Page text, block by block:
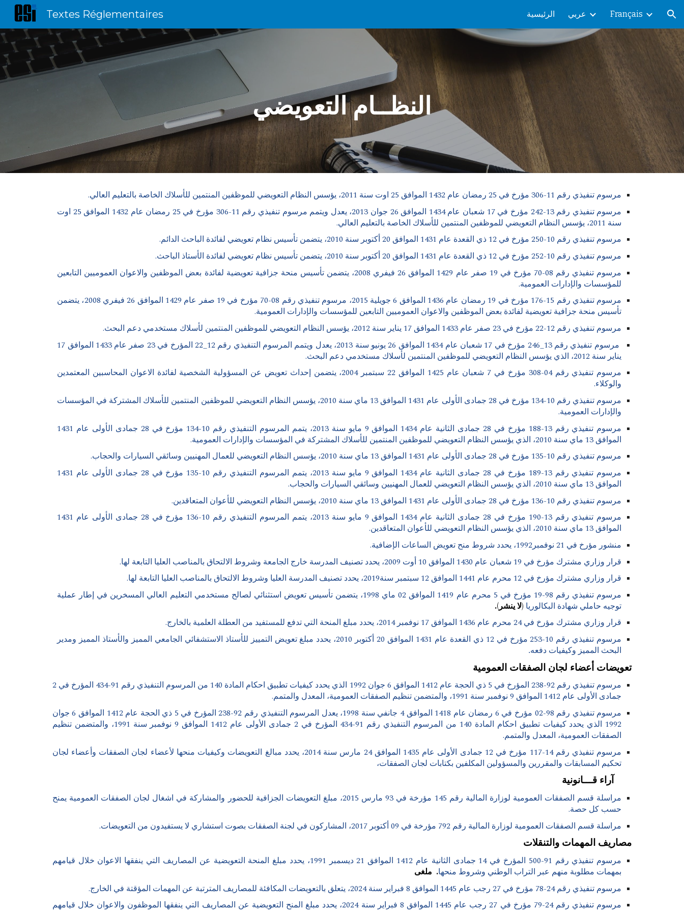
Textes Réglementaires الرئيسية عربي Français
النظــام التعويضي
مرسوم تنفيذي رقم 11-306 مؤرخ في 25 رمضان عام 1432 الموافق 25 اوت سنة 2011، يؤسس النظام التعويضي للموظفين المنتمين للأسلاك الخاصة بالتعليم العالي.
مرسوم تنفيذي رقم 13-242 مؤرخ في 17 شعبان عام 1434 الموافق 26 جوان 2013، يعدل ويتمم مرسوم تنفيذي رقم 11-306 مؤرخ في 25 رمضان عام 1432 الموافق 25 اوت
سنة 2011، يؤسس النظام التعويضي للموظفين المنتمين للأسلاك الخاصة بالتعليم العالي.
مرسوم تنفيذي رقم 10-250 مؤرخ في 12 ذي القعدة عام 1431 الموافق 20 أكتوبر سنة 2010، يتضمن تأسيس نظام تعويضي لفائدة الباحث الدائم.
مرسوم تنفيذي رقم 10-252 مؤرخ في 12 ذي القعدة عام 1431 الموافق 20 أكتوبر سنة 2010، يتضمن تأسيس نظام تعويضي لفائدة الأستاذ الباحث.
مرسوم تنفيذي رقم 08-70 مؤرخ في 19 صفر عام 1429 الموافق 26 فيفري 2008، يتضمن تأسيس منحة جزافية تعويضية لفائدة بعض الموظفين والاعوان العموميين التابعين
للمؤسسات والإدارات العمومية.
مرسوم تنفيذي رقم 15-176 مؤرخ في 19 رمضان عام 1436 الموافق 6 جويلية 2015، مرسوم تنفيذي رقم 08-70 مؤرخ في 19 صفر عام 1429 الموافق 26 فيفري 2008، يتضمن
تأسيس منحة جزافية تعويضية لفائدة بعض الموظفين والاعوان العموميين التابعين للمؤسسات والإدارات العمومية.
مرسوم تنفيذي رقم 12-22 مؤرخ في 23 صفر عام 1433 الموافق 17 يناير سنة 2012، يؤسس النظام التعويضي للموظفين المنتمين لأسلاك مستخدمي دعم البحث.
مرسوم تنفيذي رقم 13_246 مؤرخ في 17 شعبان عام 1434 الموافق 26 يونيو سنة 2013، يعدل ويتمم المرسوم التنفيذي رقم 12_22 المؤرخ في 23 صفر عام 1433 الموافق 17
يناير سنة 2012، الذي يؤسس النظام التعويضي للموظفين المنتمين لأسلاك مستخدمي دعم البحث.
مرسوم تنفيذي رقم 04-308 مؤرخ في 7 شعبان عام 1425 الموافق 22 سبتمبر 2004، يتضمن إحداث تعويض عن المسؤولية الشخصية لفائدة الاعوان المحاسبين المعتمدين
والوكلاء.
مرسوم تنفيذي رقم 10-134 مؤرخ في 28 جمادى الأولى عام 1431 الموافق 13 ماي سنة 2010، يؤسس النظام التعويضي للموظفين المنتمين للأسلاك المشتركة في المؤسسات
والإدارات العمومية.
مرسوم تنفيذي رقم 13-188 مؤرخ في 28 جمادى الثانية عام 1434 الموافق 9 مايو سنة 2013، يتمم المرسوم التنفيذي رقم 10-134 مؤرخ في 28 جمادى الأولى عام 1431
الموافق 13 ماي سنة 2010، الذي يؤسس النظام التعويضي للموظفين المنتمين للأسلاك المشتركة في المؤسسات والإدارات العمومية.
مرسوم تنفيذي رقم 10-135 مؤرخ في 28 جمادى الأولى عام 1431 الموافق 13 ماي سنة 2010، يؤسس النظام التعويضي للعمال المهنيين وسائقي السيارات والحجاب.
مرسوم تنفيذي رقم 13-189 مؤرخ في 28 جمادى الثانية عام 1434 الموافق 9 مايو سنة 2013، يتمم المرسوم التنفيذي رقم 10-135 مؤرخ في 28 جمادى الأولى عام 1431
الموافق 13 ماي سنة 2010، الذي يؤسس النظام التعويضي للعمال المهنيين وسائقي السيارات والحجاب.
مرسوم تنفيذي رقم 10-136 مؤرخ في 28 جمادى الأولى عام 1431 الموافق 13 ماي سنة 2010، يؤسس النظام التعويضي للأعوان المتعاقدين.
مرسوم تنفيذي رقم 13-190 مؤرخ في 28 جمادى الثانية عام 1434 الموافق 9 مايو سنة 2013، يتمم المرسوم التنفيذي رقم 10-136 مؤرخ في 28 جمادى الأولى عام 1431
الموافق 13 ماي سنة 2010، الذي يؤسس النظام التعويضي للأعوان المتعاقدين.
منشور مؤرخ في 21 نوفمبر1992، يحدد شروط منح تعويض الساعات الإضافية.
قرار وزاري مشترك مؤرخ في 19 شعبان عام 1430 الموافق 10 أوت 2009، يحدد تصنيف المدرسة خارج الجامعة وشروط الالتحاق بالمناصب العليا التابعة لها.
قرار وزاري مشترك مؤرخ في 12 محرم عام 1441 الموافق 12 سبتمبر سنة2019، يحدد تصنيف المدرسة العليا وشروط الالتحاق بالمناصب العليا التابعة لها.
مرسوم تنفيذي رقم 98-19 مؤرخ في 5 محرم عام 1419 الموافق 02 ماي 1998، يتضمن تأسيس تعويض استثنائي لصالح مستخدمي التعليم العالي المسخرين في إطار عملية
توجيه حاملي شهادة البكالوريا (لا ينشر).
قرار وزاري مشترك مؤرخ في 24 محرم عام 1436 الموافق 17 نوفمبر 2014، يحدد مبلغ المنحة التي تدفع للمستفيد من العطلة العلمية بالخارج.
مرسوم تنفيذي رقم 10-253 مؤرخ في 12 ذي القعدة عام 1431 الموافق 20 أكتوبر 2010، يحدد مبلغ تعويض التمييز للأستاذ الاستشفائي الجامعي المميز والأستاذ المميز ومدير
البحث المميز وكيفيات دفعه.
تعويضات أعضاء لجان الصفقات العمومية
مرسوم تنفيذي رقم 92-238 المؤرخ في 5 ذي الحجة عام 1412 الموافق 6 جوان 1992 الذي يحدد كيفيات تطبيق احكام المادة 140 من المرسوم التنفيذي رقم 91-434 المؤرخ في 2
جمادى الأولى عام 1412 الموافق 9 نوفمبر سنة 1991، والمتضمن تنظيم الصفقات العمومية، المعدل والمتمم.
مرسوم تنفيذي رقم 98-02 مؤرخ في 6 رمضان عام 1418 الموافق 4 جانفي سنة 1998، يعدل المرسوم التنفيذي رقم 92-238 المؤرخ في 5 ذي الحجة عام 1412 الموافق 6 جوان
1992 الذي يحدد كيفيات تطبيق احكام المادة 140 من المرسوم التنفيذي رقم 91-434 المؤرخ في 2 جمادى الأولى عام 1412 الموافق 9 نوفمبر سنة 1991، والمتضمن تنظيم
الصفقات العمومية، المعدل والمتمم.
مرسوم تنفيذي رقم 14-117 مؤرخ في 12 جمادى الأولى عام 1435 الموافق 24 مارس سنة 2014، يحدد مبالغ التعويضات وكيفيات منحها لأعضاء لجان الصفقات وأعضاء لجان
تحكيم المسابقات والمقررين والمسؤولين المكلفين بكتابات لجان الصفقات،
آراء قـــانونية
مراسلة قسم الصفقات العمومية لوزارة المالية رقم 145 مؤرخة في 93 مارس 2015، مبلغ التعويضات الجزافية للحضور والمشاركة في اشغال لجان الصفقات العمومية يمنح
حسب كل حصة.
مراسلة قسم الصفقات العمومية لوزارة المالية رقم 792 مؤرخة في 09 أكتوبر 2017، المشاركون في لجنة الصفقات بصوت استشاري لا يستفيدون من التعويضات.
مصاريف المهمات والتنقلات
مرسوم تنفيذي رقم 91-500 المؤرخ في 14 جمادى الثانية عام 1412 الموافق 21 ديسمبر 1991، يحدد مبلغ المنحة التعويضية عن المصاريف التي ينفقها الاعوان خلال قيامهم
بمهمات مطلوبة منهم عبر التراب الوطني وشروط منحها. ملغى
مرسوم تنفيذي رقم 24-78 مؤرخ في 27 رجب عام 1445 الموافق 8 فبراير سنة 2024، يتعلق بالتعويضات المكافئة للمصاريف المترتبة عن المهمات المؤقتة في الخارج.
مرسوم تنفيذي رقم 24-79 مؤرخ في 27 رجب عام 1445 الموافق 8 فبراير سنة 2024، يحدد مبلغ المنح التعويضية عن المصاريف التي ينفقها الموظفون والاعوان خلال قيامهم